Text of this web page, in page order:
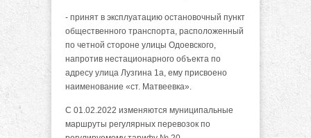
- принят в эксплуатацию остановочный пункт
общественного транспорта, расположенный
по четной стороне улицы Одоевского,
напротив нестационарного объекта по
адресу улица Лузгина 1а, ему присвоено
наименование «ст. Матвеевка».
С 01.02.2022 изменяются муниципальные
маршруты регулярных перевозок по